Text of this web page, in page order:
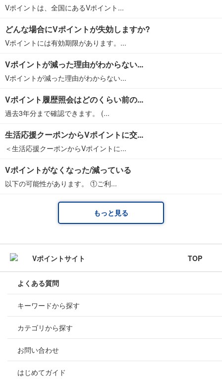
Vポイントは、全国にあるVポイント...
どんな場合にVポイントが失効しますか?
Vポイントには有効期限があります。...
Vポイントが減った理由がわからない...
Vポイントが減った理由がわからない...
Vポイント履歴照会はどのくらい前の...
過去3年分まで確認できます。 (...
生活応援クーポンからVポイントに交...
＜生活応援クーポンからVポイントに...
Vポイントがなくなった/減っている
以下の可能性があります。 ①ご利...
もっと見る
TOP
よくある質問
キーワードから探す
カテゴリから探す
お問い合わせ
はじめてガイド